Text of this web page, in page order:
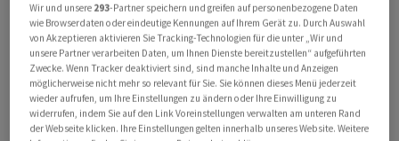
Stadler Railhat von den Bahngesellschaften Iarnrod
Éireann und Translink Northern Ireland Railways einen
Auftrag über acht Flirt-Züge erhalten. Die Fahrzeuge
sollen ab 2030 die Strecke zwischen Dublin und Belfast
bedienen und werden mit einem 15-jährigen
Wartungsvertrag geliefert, wie das Unternehmen am
Wir und unsere 293-Partner speichern und greifen auf personenbezogene Daten
wie Browserdaten oder eindeutige Kennungen auf Ihrem Gerät zu. Durch Auswahl
von Akzeptieren aktivieren Sie Tracking-Technologien für die unter „Wir und
unsere Partner verarbeiten Daten, um Ihnen Dienste bereitzustellen“ aufgeführten
Zwecke. Wenn Tracker deaktiviert sind, sind manche Inhalte und Anzeigen
möglicherweise nicht mehr so relevant für Sie. Sie können dieses Menü jederzeit
wieder aufrufen, um Ihre Einstellungen zu ändern oder Ihre Einwilligung zu
widerrufen, indem Sie auf den Link Voreinstellungen verwalten am unteren Rand
der Webseite klicken. Ihre Einstellungen gelten innerhalb unseres Website. Weitere